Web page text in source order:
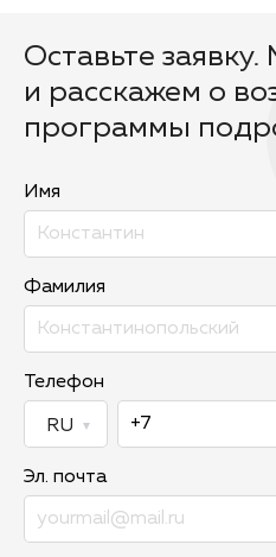
Оставьте
и расскажем о
программы
Имя
Фамилия
Телефон
Эл. почта